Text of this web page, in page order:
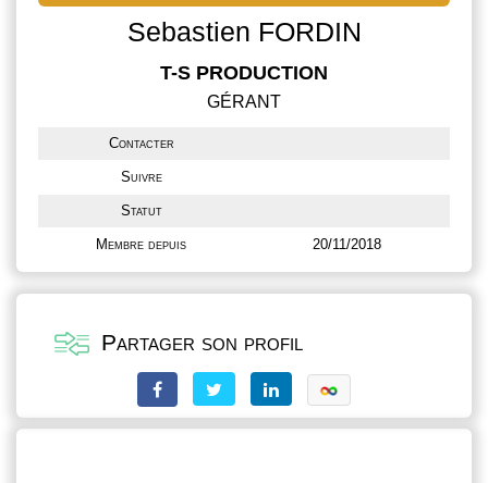
Sebastien FORDIN
T-S PRODUCTION
GÉRANT
Contacter
Suivre
Statut
Membre depuis 20/11/2018
Partager son profil